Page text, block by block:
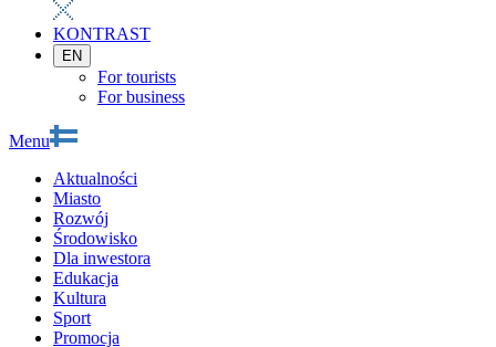
KONTRAST
EN
For tourists
For business
Menu
Aktualności
Miasto
Rozwój
Środowisko
Dla inwestora
Edukacja
Kultura
Sport
Promocja